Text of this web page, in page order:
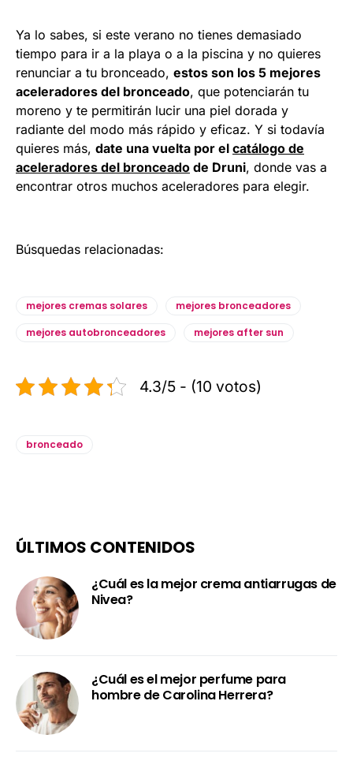
Ya lo sabes, si este verano no tienes demasiado
tiempo para ir a la playa o a la piscina y no quieres
renunciar a tu bronceado, estos son los 5 mejores
aceleradores del bronceado, que potenciarán tu
moreno y te permitirán lucir una piel dorada y
radiante del modo más rápido y eficaz. Y si todavía
quieres más, date una vuelta por el catálogo de
aceleradores del bronceado de Druni, donde vas a
encontrar otros muchos aceleradores para elegir.
Búsquedas relacionadas:
mejores cremas solares
mejores bronceadores
mejores autobronceadores
mejores after sun
4.3/5 - (10 votos)
bronceado
ÚLTIMOS CONTENIDOS
¿Cuál es la mejor crema antiarrugas de
Nivea?
¿Cuál es el mejor perfume para
hombre de Carolina Herrera?